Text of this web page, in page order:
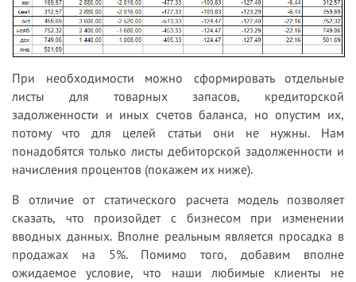
При необходимости можно сформировать отдельные
листы для товарных запасов, кредиторской
задолженности и иных счетов баланса, но опустим их,
потому что для целей статьи они не нужны. Нам
понадобятся только листы дебиторской задолженности и
начисления процентов (покажем их ниже).
В отличие от статического расчета модель позволяет
сказать, что произойдет с бизнесом при изменении
вводных данных. Вполне реальным является просадка в
продажах на 5%. Помимо того, добавим вполне
ожидаемое условие, что наши любимые клиенты не